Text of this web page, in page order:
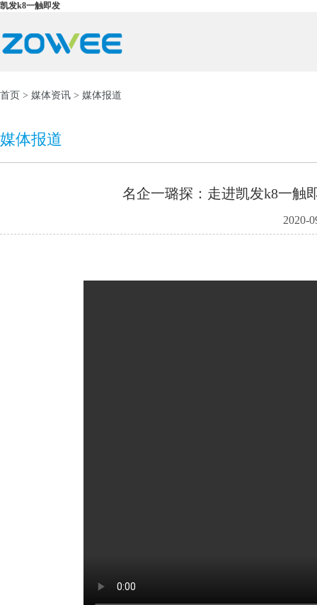
凯发k8一触即发
首页 > 媒体资讯 > 媒体报道
媒体报道
名企一璐探：走进凯发k8一触
2020-